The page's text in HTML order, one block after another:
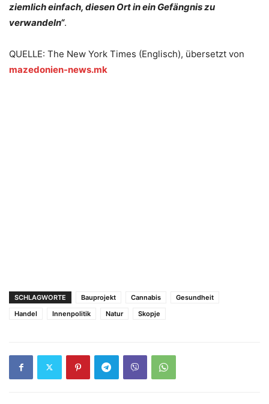
ziemlich einfach, diesen Ort in ein Gefängnis zu
verwandeln“.
QUELLE: The New York Times (Englisch), übersetzt von
mazedonien-news.mk
SCHLAGWORTE Bauprojekt Cannabis
Gesundheit
Handel
Innenpolitik Natur Skopje